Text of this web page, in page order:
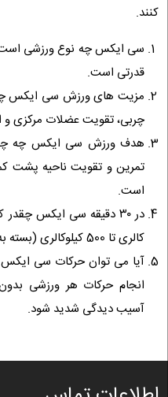
کنند.
سی ایکس چه نوع ورزشی
قدرتی است.
مزیت های ورزش سی ایکس
چربی، تقویت عضلات مرکزی و
هدف ورزش سی ایکس چه
تمرین و تقویت ناحیه پشت
است.
کالری تا 500 کیلوکالری (بسته به شدت و بار) خواهید سوزاند.
آیا می توان حرکات سی ایکس
انجام حرکات هر ورزشی
آسیب دیدگی شدید شود.